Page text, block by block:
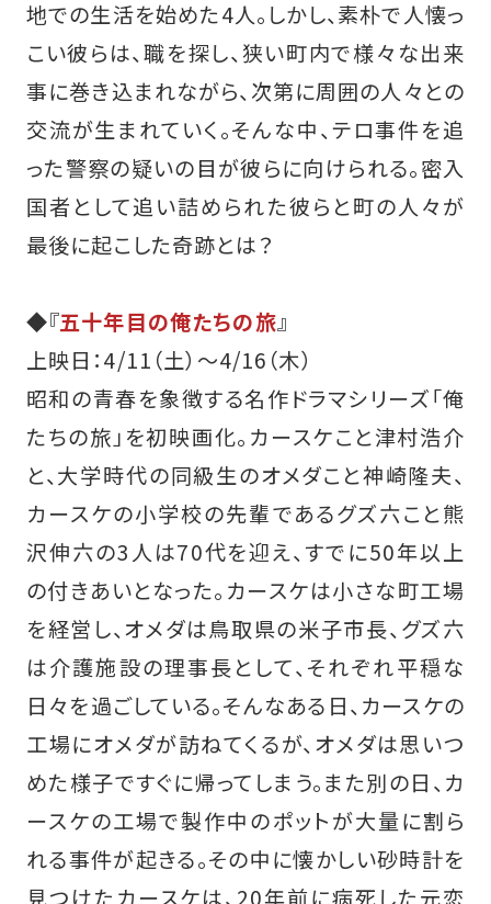
地での生活を始めた4人。しかし、素朴で人懐っ
こい彼らは、職を探し、狭い町内で様々な出来
事に巻き込まれながら、次第に周囲の人々との
交流が生まれていく。そんな中、テロ事件を追
った警察の疑いの目が彼らに向けられる。密入
国者として追い詰められた彼らと町の人々が
最後に起こした奇跡とは？
◆『五十年目の俺たちの旅』
上映日：4/11（土）～4/16（木）
昭和の青春を象徴する名作ドラマシリーズ「俺
たちの旅」を初映画化。カースケこと津村浩介
と、大学時代の同級生のオメダこと神崎隆夫、
カースケの小学校の先輩であるグズ六こと熊
沢伸六の3人は70代を迎え、すでに50年以上
の付きあいとなった。カースケは小さな町工場
を経営し、オメダは鳥取県の米子市長、グズ六
は介護施設の理事長として、それぞれ平穏な
日々を過ごしている。そんなある日、カースケの
工場にオメダが訪ねてくるが、オメダは思いつ
めた様子ですぐに帰ってしまう。また別の日、カ
ースケの工場で製作中のポットが大量に割ら
れる事件が起きる。その中に懐かしい砂時計を